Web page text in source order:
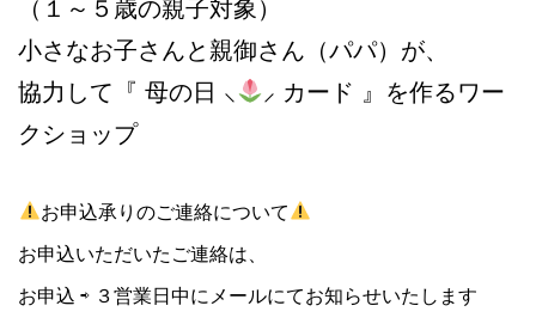
（１～５歳の親子対象）
小さなお子さんと親御さん（パパ）が、
協力して『 母の日 ⸜
︎⸝‍ カード 』を作るワー
クショップ
お申込承りのご連絡について
お申込いただいたご連絡は、
お申込 ⇨ ３営業日中にメールにてお知らせいたします